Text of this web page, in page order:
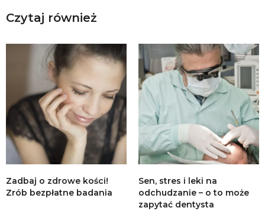
Czytaj również
Zadbaj o zdrowe kości!
Zrób bezpłatne badania
Sen, stres i leki na
odchudzanie – o to może
zapytać dentysta